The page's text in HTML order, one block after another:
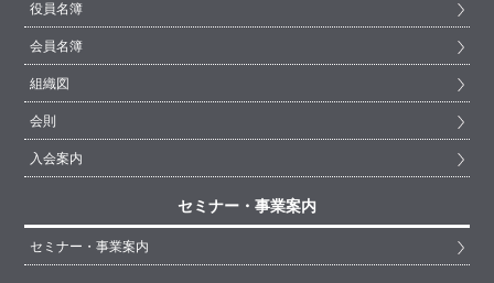
役員名簿
会員名簿
組織図
会則
入会案内
セミナー・事業案内
セミナー・事業案内